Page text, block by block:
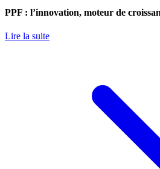
PPF : l’innovation, moteur de
Lire la suite